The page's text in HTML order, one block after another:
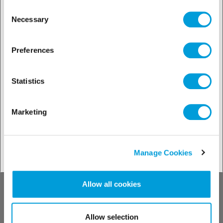
Selection
Necessary
Preferences
Statistics
Marketing
Manage Cookies
Allow all cookies
Allow selection
Scoprite i nostri
prodotti